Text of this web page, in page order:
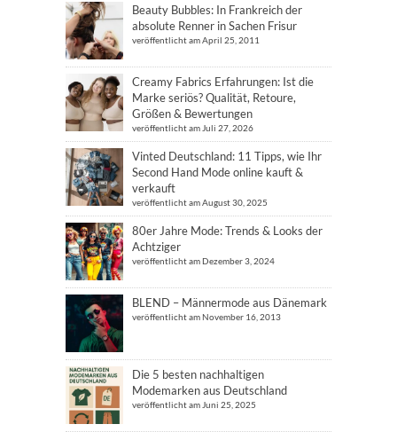
Beauty Bubbles: In Frankreich der
absolute Renner in Sachen Frisur
veröffentlicht am April 25, 2011
Creamy Fabrics Erfahrungen: Ist die
Marke seriös? Qualität, Retoure,
Größen & Bewertungen
veröffentlicht am Juli 27, 2026
Vinted Deutschland: 11 Tipps, wie Ihr
Second Hand Mode online kauft &
verkauft
veröffentlicht am August 30, 2025
80er Jahre Mode: Trends & Looks der
Achtziger
veröffentlicht am Dezember 3, 2024
BLEND – Männermode aus Dänemark
veröffentlicht am November 16, 2013
Die 5 besten nachhaltigen
Modemarken aus Deutschland
veröffentlicht am Juni 25, 2025